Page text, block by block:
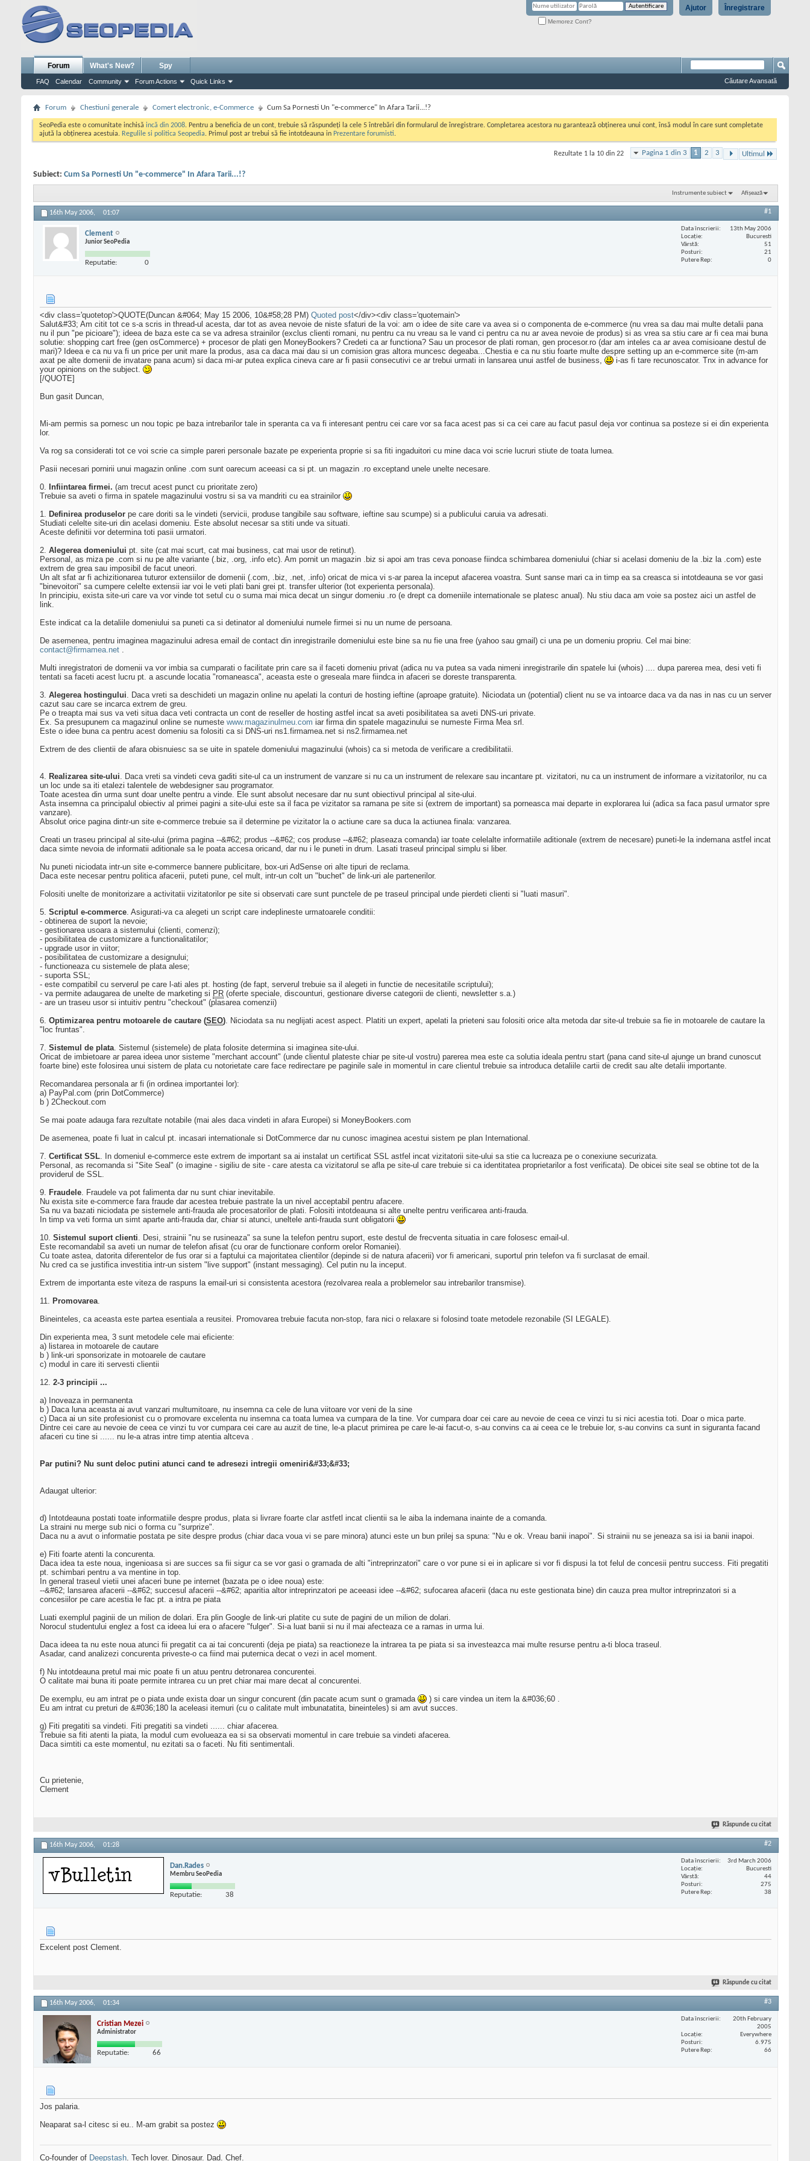
Înregistrare
Ajutor
Memorez Cont?
Forum
FAQ Calendar Community Forum Actions Quick Links
What's New? Spy
Căutare Avansată
Forum Chestiuni generale Comert electronic, e-Commerce Cum Sa Pornesti Un "e-commerce" In Afara Tarii...!?
SeoPedia este o comunitate inchisă incă din 2008. Pentru a beneficia de un cont, trebuie să răspundeți la cele 5 întrebări din formularul de înregistrare. Completarea acestora nu garantează obținerea unui cont, însă modul în care sunt completate
ajută la obținerea acestuia. Regulile si politica Seopedia. Primul post ar trebui să fie intotdeauna in Prezentare forumisti.
Pagina 1 din 3 1 2 3 Ultimul
Rezultate 1 la 10 din 22
Subiect: Cum Sa Pornesti Un "e-commerce" In Afara Tarii...!?
Instrumente subiect Afișează
16th May 2006, 01:07 #1
Clement
Junior SeoPedia
Reputatie: 0
Data înscrierii
13th May 2006
Locaţie
Bucuresti
Vârstă
51
Posturi
21
Putere Rep
0
<div class='quotetop'>QUOTE(Duncan &#064; May 15 2006, 10&#58;28 PM) Quoted post</div><div class='quotemain'>
Salut&#33; Am citit tot ce s-a scris in thread-ul acesta, dar tot as avea nevoie de niste sfaturi de la voi: am o idee de site care va avea si o componenta de e-commerce (nu vrea sa dau mai multe detalii pana
nu il pun "pe picioare"); ideea de baza este ca se va adresa strainilor (exclus clienti romani, nu pentru ca nu vreau sa le vand ci pentru ca nu ar avea nevoie de produs) si as vrea sa stiu care ar fi cea mai buna
solutie: shopping cart free (gen osCommerce) + procesor de plati gen MoneyBookers? Credeti ca ar functiona? Sau un procesor de plati roman, gen procesor.ro (dar am inteles ca ar avea comisioane destul de
mari)? Ideea e ca nu va fi un price per unit mare la produs, asa ca daca mai dau si un comision gras altora muncesc degeaba...Chestia e ca nu stiu foarte multe despre setting up an e-commerce site (m-am
axat pe alte domenii de invatare pana acum) si daca mi-ar putea explica cineva care ar fi pasii consecutivi ce ar trebui urmati in lansarea unui astfel de business,
i-as fi tare recunoscator. Tnx in advance for
your opinions on the subject.
[/QUOTE]
Bun gasit Duncan,
Mi-am permis sa pornesc un nou topic pe baza intrebarilor tale in speranta ca va fi interesant pentru cei care vor sa faca acest pas si ca cei care au facut pasul deja vor continua sa posteze si ei din experienta
lor.
Va rog sa considerati tot ce voi scrie ca simple pareri personale bazate pe experienta proprie si sa fiti ingaduitori cu mine daca voi scrie lucruri stiute de toata lumea.
Pasii necesari pornirii unui magazin online .com sunt oarecum aceeasi ca si pt. un magazin .ro exceptand unele unelte necesare.
0. Infiintarea firmei. (am trecut acest punct cu prioritate zero)
Trebuie sa aveti o firma in spatele magazinului vostru si sa va mandriti cu ea strainilor
1. Definirea produselor pe care doriti sa le vindeti (servicii, produse tangibile sau software, ieftine sau scumpe) si a publicului caruia va adresati.
Studiati celelte site-uri din acelasi domeniu. Este absolut necesar sa stiti unde va situati.
Aceste definitii vor determina toti pasii urmatori.
2. Alegerea domeniului pt. site (cat mai scurt, cat mai business, cat mai usor de retinut).
Personal, as miza pe .com si nu pe alte variante (.biz, .org, .info etc). Am pornit un magazin .biz si apoi am tras ceva ponoase fiindca schimbarea domeniului (chiar si acelasi domeniu de la .biz la .com) este
extrem de grea sau imposibil de facut uneori.
Un alt sfat ar fi achizitionarea tuturor extensiilor de domenii (.com, .biz, .net, .info) oricat de mica vi s-ar parea la inceput afacerea voastra. Sunt sanse mari ca in timp ea sa creasca si intotdeauna se vor gasi
"binevoitori" sa cumpere celelte extensii iar voi le veti plati bani grei pt. transfer ulterior (tot experienta personala).
In principiu, exista site-uri care va vor vinde tot setul cu o suma mai mica decat un singur domeniu .ro (e drept ca domeniile internationale se platesc anual). Nu stiu daca am voie sa postez aici un astfel de
link.
Este indicat ca la detaliile domeniului sa puneti ca si detinator al domeniului numele firmei si nu un nume de persoana.
De asemenea, pentru imaginea magazinului adresa email de contact din inregistrarile domeniului este bine sa nu fie una free (yahoo sau gmail) ci una pe un domeniu propriu. Cel mai bine:
contact@firmamea.net .
Multi inregistratori de domenii va vor imbia sa cumparati o facilitate prin care sa il faceti domeniu privat (adica nu va putea sa vada nimeni inregistrarile din spatele lui (whois) .... dupa parerea mea, desi veti fi
tentati sa faceti acest lucru pt. a ascunde locatia "romaneasca", aceasta este o greseala mare fiindca in afaceri se doreste transparenta.
3. Alegerea hostingului. Daca vreti sa deschideti un magazin online nu apelati la conturi de hosting ieftine (aproape gratuite). Niciodata un (potential) client nu se va intoarce daca va da nas in nas cu un server
cazut sau care se incarca extrem de greu.
Pe o treapta mai sus va veti situa daca veti contracta un cont de reseller de hosting astfel incat sa aveti posibilitatea sa aveti DNS-uri private.
Ex. Sa presupunem ca magazinul online se numeste www.magazinulmeu.com iar firma din spatele magazinului se numeste Firma Mea srl.
Este o idee buna ca pentru acest domeniu sa folositi ca si DNS-uri ns1.firmamea.net si ns2.firmamea.net
Extrem de des clientii de afara obisnuiesc sa se uite in spatele domeniului magazinului (whois) ca si metoda de verificare a credibilitatii.
4. Realizarea site-ului. Daca vreti sa vindeti ceva gaditi site-ul ca un instrument de vanzare si nu ca un instrument de relexare sau incantare pt. vizitatori, nu ca un instrument de informare a vizitatorilor, nu ca
un loc unde sa iti etalezi talentele de webdesigner sau programator.
Toate acestea din urma sunt doar unelte pentru a vinde. Ele sunt absolut necesare dar nu sunt obiectivul principal al site-ului.
Asta insemna ca principalul obiectiv al primei pagini a site-ului este sa il faca pe vizitator sa ramana pe site si (extrem de important) sa porneasca mai departe in explorarea lui (adica sa faca pasul urmator spre
vanzare).
Absolut orice pagina dintr-un site e-commerce trebuie sa il determine pe vizitator la o actiune care sa duca la actiunea finala: vanzarea.
Creati un traseu principal al site-ului (prima pagina --&#62; produs --&#62; cos produse --&#62; plaseaza comanda) iar toate celelalte informatiile aditionale (extrem de necesare) puneti-le la indemana astfel incat
daca simte nevoia de informatii aditionale sa le poata accesa oricand, dar nu i le puneti in drum. Lasati traseul principal simplu si liber.
Nu puneti niciodata intr-un site e-commerce bannere publicitare, box-uri AdSense ori alte tipuri de reclama.
Daca este necesar pentru politica afacerii, puteti pune, cel mult, intr-un colt un "buchet" de link-uri ale partenerilor.
Folositi unelte de monitorizare a activitatii vizitatorilor pe site si observati care sunt punctele de pe traseul principal unde pierdeti clienti si "luati masuri".
5. Scriptul e-commerce. Asigurati-va ca alegeti un script care indeplineste urmatoarele conditii:
- obtinerea de suport la nevoie;
- gestionarea usoara a sistemului (clienti, comenzi);
- posibilitatea de customizare a functionalitatilor;
- upgrade usor in viitor;
- posibilitatea de customizare a designului;
- functioneaza cu sistemele de plata alese;
- suporta SSL;
- este compatibil cu serverul pe care l-ati ales pt. hosting (de fapt, serverul trebuie sa il alegeti in functie de necesitatile scriptului);
- va permite adaugarea de unelte de marketing si PR (oferte speciale, discounturi, gestionare diverse categorii de clienti, newsletter s.a.)
- are un traseu usor si intuitiv pentru "checkout" (plasarea comenzii)
6. Optimizarea pentru motoarele de cautare (SEO). Niciodata sa nu neglijati acest aspect. Platiti un expert, apelati la prieteni sau folositi orice alta metoda dar site-ul trebuie sa fie in motoarele de cautare la
"loc fruntas".
7. Sistemul de plata. Sistemul (sistemele) de plata folosite determina si imaginea site-ului.
Oricat de imbietoare ar parea ideea unor sisteme "merchant account" (unde clientul plateste chiar pe site-ul vostru) parerea mea este ca solutia ideala pentru start (pana cand site-ul ajunge un brand cunoscut
foarte bine) este folosirea unui sistem de plata cu notorietate care face redirectare pe paginile sale in momentul in care clientul trebuie sa introduca detaliile cartii de credit sau alte detalii importante.
Recomandarea personala ar fi (in ordinea importantei lor):
a) PayPal.com (prin DotCommerce)
b ) 2Checkout.com
Se mai poate adauga fara rezultate notabile (mai ales daca vindeti in afara Europei) si MoneyBookers.com
De asemenea, poate fi luat in calcul pt. incasari internationale si DotCommerce dar nu cunosc imaginea acestui sistem pe plan International.
7. Certificat SSL. In domeniul e-commerce este extrem de important sa ai instalat un certificat SSL astfel incat vizitatorii site-ului sa stie ca lucreaza pe o conexiune securizata.
Personal, as recomanda si "Site Seal" (o imagine - sigiliu de site - care atesta ca vizitatorul se afla pe site-ul care trebuie si ca identitatea proprietarilor a fost verificata). De obicei site seal se obtine tot de la
providerul de SSL.
9. Fraudele. Fraudele va pot falimenta dar nu sunt chiar inevitabile.
Nu exista site e-commerce fara fraude dar acestea trebuie pastrate la un nivel acceptabil pentru afacere.
Sa nu va bazati niciodata pe sistemele anti-frauda ale procesatorilor de plati. Folositi intotdeauna si alte unelte pentru verificarea anti-frauda.
In timp va veti forma un simt aparte anti-frauda dar, chiar si atunci, uneltele anti-frauda sunt obligatorii
10. Sistemul suport clienti. Desi, strainii "nu se rusineaza" sa sune la telefon pentru suport, este destul de frecventa situatia in care folosesc email-ul.
Este recomandabil sa aveti un numar de telefon afisat (cu orar de functionare conform orelor Romaniei).
Cu toate astea, datorita diferentelor de fus orar si a faptului ca majoritatea clientilor (depinde si de natura afacerii) vor fi americani, suportul prin telefon va fi surclasat de email.
Nu cred ca se justifica investitia intr-un sistem "live support" (instant messaging). Cel putin nu la inceput.
Extrem de importanta este viteza de raspuns la email-uri si consistenta acestora (rezolvarea reala a problemelor sau intrebarilor transmise).
11. Promovarea.
Bineinteles, ca aceasta este partea esentiala a reusitei. Promovarea trebuie facuta non-stop, fara nici o relaxare si folosind toate metodele rezonabile (SI LEGALE).
Din experienta mea, 3 sunt metodele cele mai eficiente:
a) listarea in motoarele de cautare
b ) link-uri sponsorizate in motoarele de cautare
c) modul in care iti servesti clientii
12. 2-3 principii ...
a) Inoveaza in permanenta
b ) Daca luna aceasta ai avut vanzari multumitoare, nu insemna ca cele de luna viitoare vor veni de la sine
c) Daca ai un site profesionist cu o promovare excelenta nu insemna ca toata lumea va cumpara de la tine. Vor cumpara doar cei care au nevoie de ceea ce vinzi tu si nici acestia toti. Doar o mica parte.
Dintre cei care au nevoie de ceea ce vinzi tu vor cumpara cei care au auzit de tine, le-a placut primirea pe care le-ai facut-o, s-au convins ca ai ceea ce le trebuie lor, s-au convins ca sunt in siguranta facand
afaceri cu tine si ...... nu le-a atras intre timp atentia altceva .
Par putini? Nu sunt deloc putini atunci cand te adresezi intregii omeniri&#33;&#33;
Adaugat ulterior:
d) Intotdeauna postati toate informatiile despre produs, plata si livrare foarte clar astfetl incat clientii sa le aiba la indemana inainte de a comanda.
La straini nu merge sub nici o forma cu "surprize".
Daca nu a avut o informatie postata pe site despre produs (chiar daca voua vi se pare minora) atunci este un bun prilej sa spuna: "Nu e ok. Vreau banii inapoi". Si strainii nu se jeneaza sa isi ia banii inapoi.
e) Fiti foarte atenti la concurenta.
Daca idea ta este noua, ingenioasa si are succes sa fii sigur ca se vor gasi o gramada de alti "intreprinzatori" care o vor pune si ei in aplicare si vor fi dispusi la tot felul de concesii pentru success. Fiti pregatiti
pt. schimbari pentru a va mentine in top.
In general traseul vietii unei afaceri bune pe internet (bazata pe o idee noua) este:
--&#62; lansarea afacerii --&#62; succesul afacerii --&#62; aparitia altor intreprinzatori pe aceeasi idee --&#62; sufocarea afacerii (daca nu este gestionata bine) din cauza prea multor intreprinzatori si a
concesiilor pe care acestia le fac pt. a intra pe piata
Luati exemplul paginii de un milion de dolari. Era plin Google de link-uri platite cu sute de pagini de un milion de dolari.
Norocul studentului englez a fost ca ideea lui era o afacere "fulger". Si-a luat banii si nu il mai afecteaza ce a ramas in urma lui.
Daca ideea ta nu este noua atunci fii pregatit ca ai tai concurenti (deja pe piata) sa reactioneze la intrarea ta pe piata si sa investeazca mai multe resurse pentru a-ti bloca traseul.
Asadar, cand analizezi concurenta priveste-o ca fiind mai puternica decat o vezi in acel moment.
f) Nu intotdeauna pretul mai mic poate fi un atuu pentru detronarea concurentei.
O calitate mai buna iti poate permite intrarea cu un pret chiar mai mare decat al concurentei.
De exemplu, eu am intrat pe o piata unde exista doar un singur concurent (din pacate acum sunt o gramada
) si care vindea un item la &#036;60 .
Eu am intrat cu preturi de &#036;180 la aceleasi itemuri (cu o calitate mult imbunatatita, bineinteles) si am avut succes.
g) Fiti pregatiti sa vindeti. Fiti pregatiti sa vindeti ...... chiar afacerea.
Trebuie sa fiti atenti la piata, la modul cum evolueaza ea si sa observati momentul in care trebuie sa vindeti afacerea.
Daca simtiti ca este momentul, nu ezitati sa o faceti. Nu fiti sentimentali.
Cu prietenie,
Clement
Răspunde cu citat
16th May 2006, 01:28 #2
Dan.Rades
Membru SeoPedia
Reputatie: 38
Data înscrierii
3rd March 2006
Locaţie
Bucuresti
Vârstă
44
Posturi
275
Putere Rep
38
Excelent post Clement.
Răspunde cu citat
16th May 2006, 01:34 #3
Cristian Mezei
Administrator
Reputatie: 66
Data înscrierii
20th February
2005
Locaţie
Everywhere
Posturi
6.975
Putere Rep
66
Jos palaria.
Neaparat sa-l citesc si eu.. M-am grabit sa postez
Co-founder of Deepstash. Tech lover. Dinosaur. Dad. Chef.